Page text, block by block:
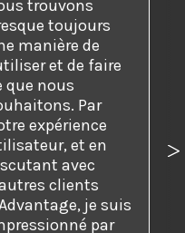
trouvons
toujours
manière de
et de faire
que nous
Par
expérience
et en
avec
clients
je suis
par